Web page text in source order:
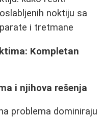
noktiju sa
i tretmane
Kompletan
i njihova rešenja
problema dominiraju